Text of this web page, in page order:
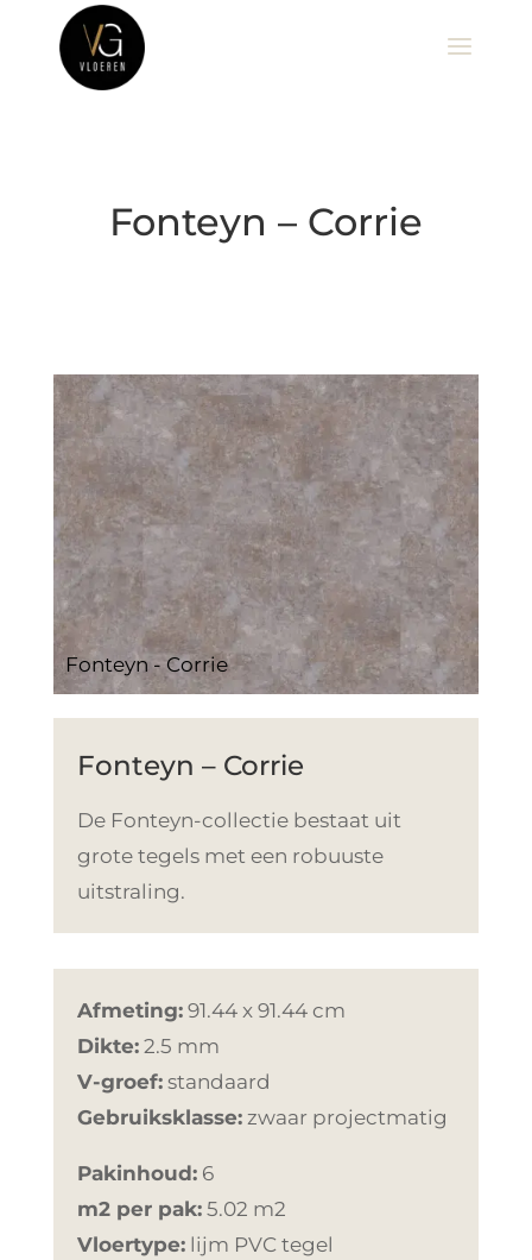
Fonteyn – Corrie
Fonteyn - Corrie
Fonteyn – Corrie
De Fonteyn-collectie bestaat uit
grote tegels met een robuuste
uitstraling.
Afmeting:91.44 x 91.44 cm
Dikte:2.5 mm
V-groef:standaard
Gebruiksklasse:zwaar projectmatig
Pakinhoud:6
m2 per pak:5.02 m2
Vloertype:lijm PVC tegel